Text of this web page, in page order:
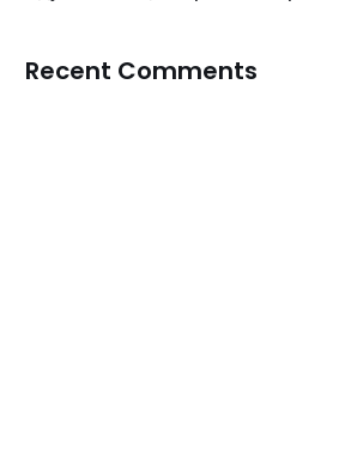
Recent Comments